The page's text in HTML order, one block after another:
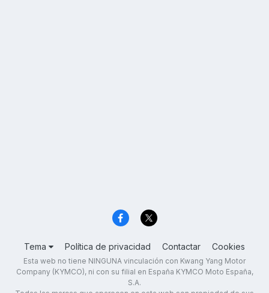
Tema Política de privacidad Contactar Cookies
Esta web no tiene NINGUNA vinculación con Kwang Yang Motor
Company (KYMCO), ni con su filial en España KYMCO Moto España,
S.A.